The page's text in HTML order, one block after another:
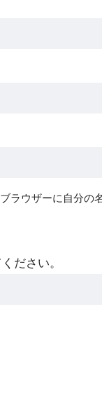
ラウザーに自分の
ださい。